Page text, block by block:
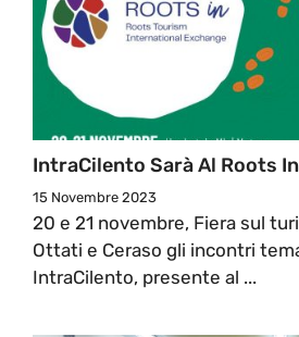
IntraCilento Sarà Al Roots
15 Novembre 2023
20 e 21 novembre, Fiera sul
Ottati e Ceraso gli incontri
IntraCilento, presente al ...